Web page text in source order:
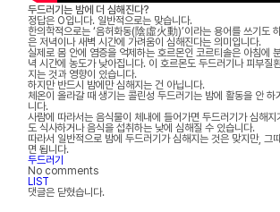
두드러기는 밤에 더 심해진다?
정답은 O입니다. 일반적으로는 맞습니다.
한의학적으로는 ‘음허화동(陰虛火動)’이라는 용어를 쓰기도
은 저녁이나 새벽 시간에 가려움이 심해진다는 의미입니다.
실제로 몸 안에 염증을 억제하는 호르몬인 코르티솔은 아침에
녁 시간에 농도가 낮아집니다. 이 호르몬도 두드러기나 피부질
지는 것과 영향이 있습니다.
하지만 반드시 밤에만 심해지는 건 아닙니다.
체온이 올라갈 때 생기는 콜린성 두드러기는 밤에 활동을 안 하
니다.
사람에 따라서는 음식물이 체내에 들어가면 두드러기가 심해
도 식사하거나 음식을 섭취하는 낮에 심해질 수 있습니다.
따라서 일반적으로 밤에 두드러기가 심해지는 것은 맞지만, 그
면 됩니다.
두드러기
No comments
LIST
댓글은 닫혔습니다.